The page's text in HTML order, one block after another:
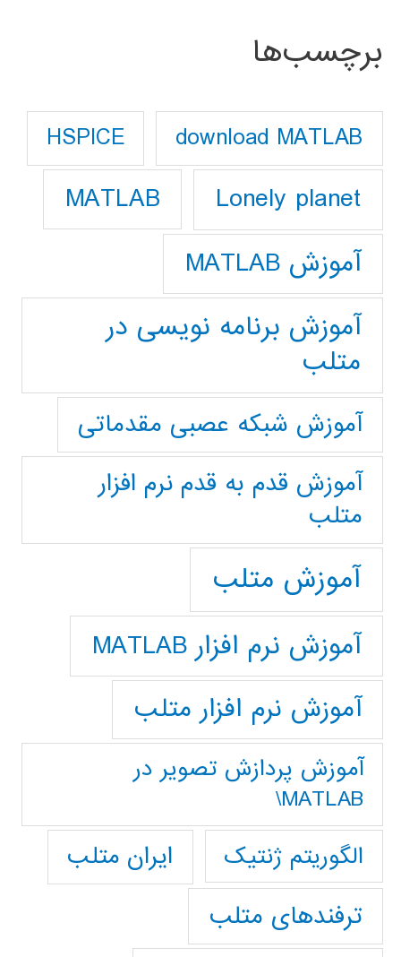
برچسب‌ها
download MATLAB
HSPICE
Lonely planet
MATLAB
آموزش MATLAB
آموزش برنامه نویسی در
متلب
آموزش شبکه عصبی مقدماتی
آموزش قدم به قدم نرم افزار
متلب
آموزش متلب
آموزش نرم افزار MATLAB
آموزش نرم افزار متلب
آموزش پردازش تصوير در
MATLAB\
الگوریتم ژنتیک
ایران متلب
ترفندهای متلب